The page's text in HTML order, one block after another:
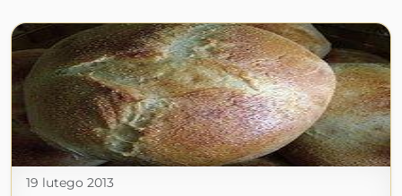
19 lutego 2013